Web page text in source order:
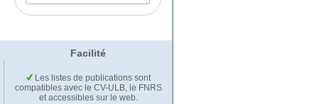
Facilité
Les listes de publications sont
compatibles avec le CV-ULB, le FNRS
et accessibles sur le web.